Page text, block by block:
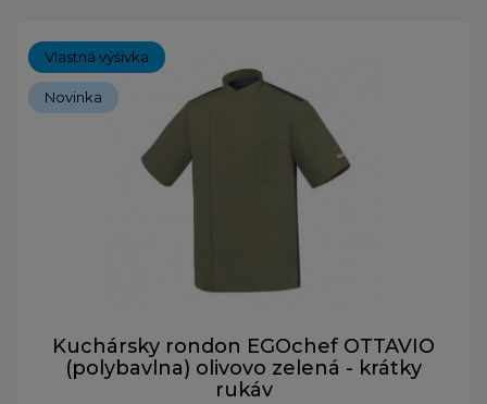
Vlastná výšivka
Novinka
Kuchársky rondon EGOchef OTTAVIO
(polybavlna) olivovo zelená - krátky
rukáv